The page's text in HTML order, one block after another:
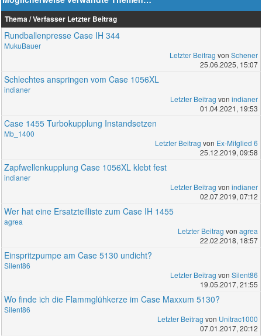
Thema / Verfasser Letzter Beitrag
Rundballenpresse Case IH 344
MukuBauer
Letzter Beitrag von Schener
25.06.2025, 15:07
Schlechtes anspringen vom Case 1056XL
indianer
Letzter Beitrag von indianer
01.04.2021, 19:53
Case 1455 Turbokupplung Instandsetzen
Mb_1400
Letzter Beitrag von Ex-Mitglied 6
25.12.2019, 09:58
Zapfwellenkupplung Case 1056XL klebt fest
indianer
Letzter Beitrag von indianer
02.07.2019, 07:12
Wer hat eine Ersatzteilliste zum Case IH 1455
agrea
Letzter Beitrag von agrea
22.02.2018, 18:57
Einspritzpumpe am Case 5130 undicht?
Silent86
Letzter Beitrag von Silent86
19.05.2017, 21:55
Wo finde ich die Flammglühkerze im Case Maxxum 5130?
Silent86
Letzter Beitrag von Unitrac1000
07.01.2017, 20:12